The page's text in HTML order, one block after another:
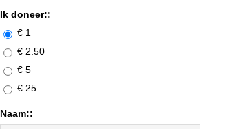
Ik doneer::
€ 1
€ 2.50
€ 5
€ 25
Naam::